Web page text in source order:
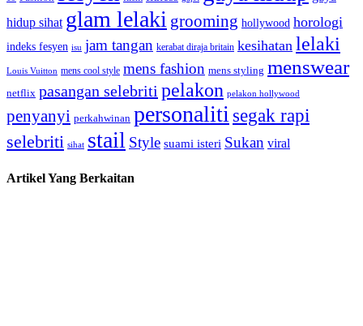
hidup sihat glam lelaki grooming hollywood horologi
indeks fesyen isu jam tangan kerabat diraja britain kesihatan lelaki
Louis Vuitton mens cool style mens fashion mens styling menswear
netflix pasangan selebriti pelakon pelakon hollywood
penyanyi perkahwinan personalitisegak rapi
selebriti sihat stail Style suami isteri Sukan viral
Artikel Yang Berkaitan